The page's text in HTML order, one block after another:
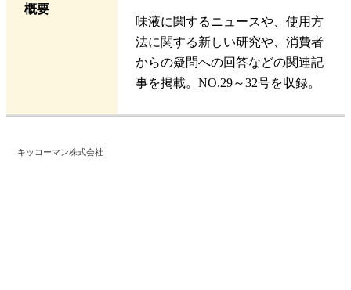
概要
味液に関するニュースや、使用方
法に関する新しい研究や、消費者
からの疑問への回答などの関連記
事を掲載。NO.29～32号を収録。
キッコーマン株式会社